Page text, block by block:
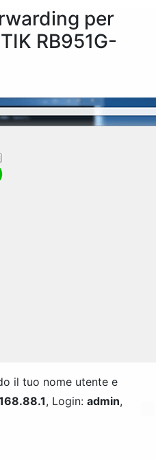
per
RB951G-
il tuo nome utente e
, Login: admin,